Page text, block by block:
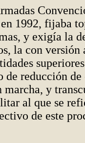
1992, fijaba
y exigía la
la con versión
de reducción de
marcha, y
al que se
de este